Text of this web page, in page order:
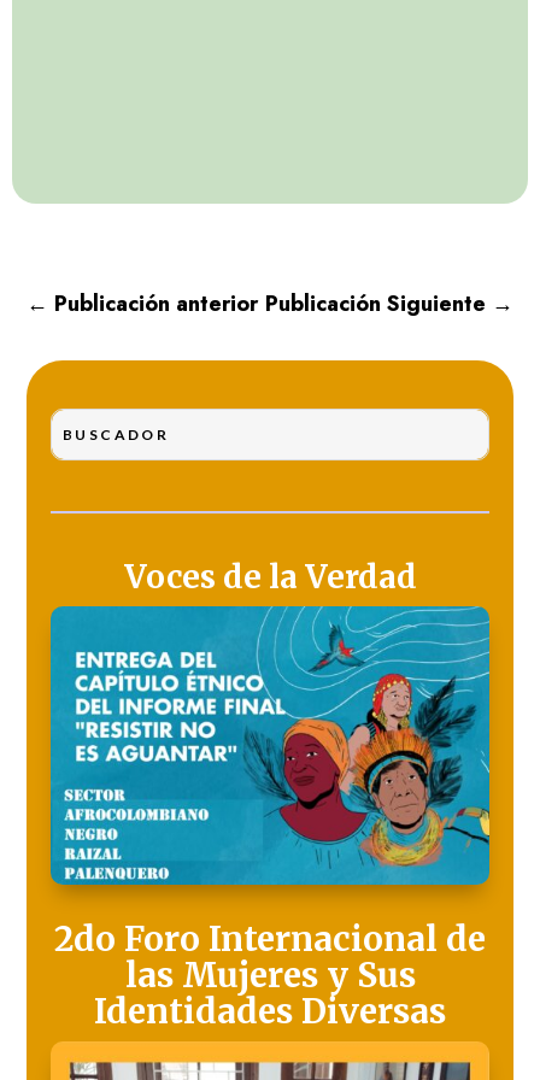
← Publicación anterior Publicación Siguiente →
Voces de la Verdad
2do Foro Internacional de
las Mujeres y Sus
Identidades Diversas